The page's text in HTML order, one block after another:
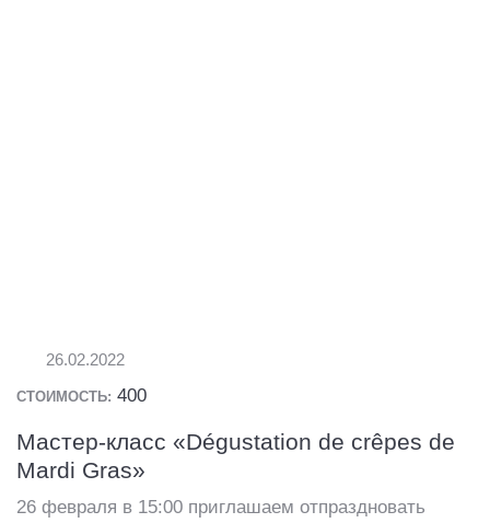
26.02.2022
СТОИМОСТЬ: 400
Мастер-класс «Dégustation de crêpes de
Mardi Gras»
26 февраля в 15:00 приглашаем отпраздновать